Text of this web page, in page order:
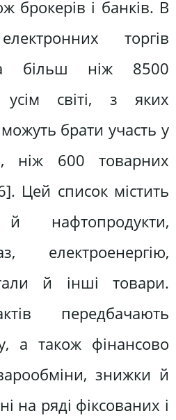
брокерів і банків. В
торгів
більш ніж 8500
світі, з яких
брати участь у
ніж 600 товарних
Цей список містить
нафтопродукти,
електроенергію,
й інші товари.
передбачають
а також фінансово
знижки й
на ряді фіксованих і